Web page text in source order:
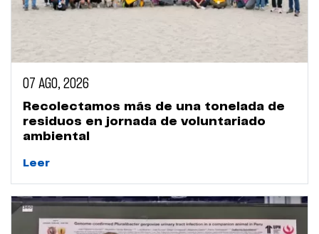
07 AGO, 2026
Recolectamos más de una tonelada de
residuos en jornada de voluntariado
ambiental
Leer